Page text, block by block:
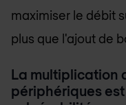
maximiser le débit
plus que l'ajout de
La multiplication
périphériques